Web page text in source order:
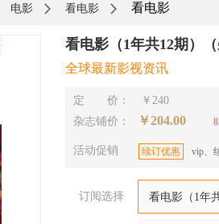
电影 看电影 看电影
看电影（1年共12期）（
全球最新影视资讯
定 价：
￥240
杂志铺价：
￥204.00
活动促销 续订优惠 vip、
订阅选择 看电影（1年